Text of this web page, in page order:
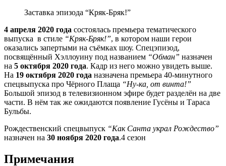
Заставка эпизода “Кряк-Бряк!”
4 апреля 2020 года состоялась премьера тематического
выпуска в стиле “Кряк-Бряк!”, в котором наши герои
оказались запертыми на съёмках шоу. Спецэпизод,
посвящённый Хэллоуину под названием “Обман” назначен
на 5 октября 2020 года. Кадр из него можно увидеть выше.
На 19 октября 2020 года назначена премьера 40-минутного
спецвыпуска про Чёрного Плаща “Ну-ка, от винта!”
Большой эпизод в телевизионном эфире будет разделён на две
части. В нём так же ожидаются появление Гусёны и Тараса
Бульбы.
Рождественский спецвыпуск “Как Санта украл Рождество”
назначен на 30 ноября 2020 года.4 сезон
Примечания